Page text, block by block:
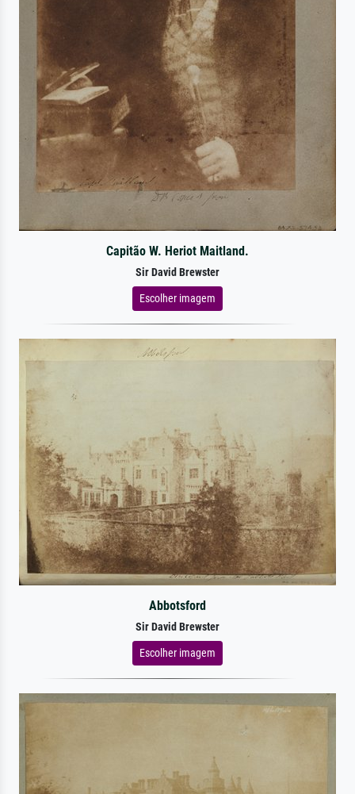
Capitão W. Heriot Maitland.
Sir David Brewster
Escolher imagem
Abbotsford
Sir David Brewster
Escolher imagem